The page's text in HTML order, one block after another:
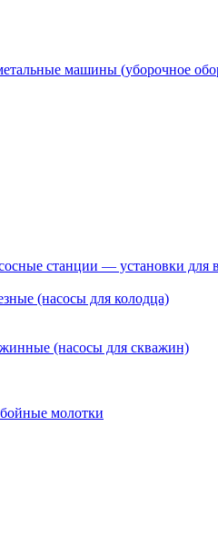
машины (уборочное
станции — установки для
(насосы для колодца)
(насосы для скважин)
молотки